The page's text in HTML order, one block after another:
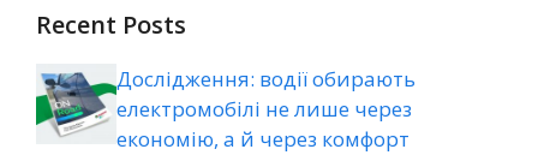
Recent Posts
Дослідження: водії обирають
електромобілі не лише через
економію, а й через комфорт